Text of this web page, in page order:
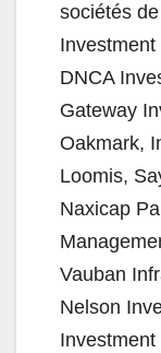
sociétés
DNCA
Gateway
Oakmark,
Loomis,
Naxicap
Vauban
Nelson